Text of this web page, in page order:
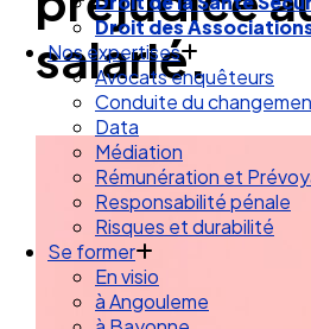
Nos expertises
Avocats enquêteurs
Conduite du
Data
Médiation
Rémunération et
Responsabilité pénale
Risques et durabilité
Se former
En visio
à Angouleme
à Bayonne
salarié.